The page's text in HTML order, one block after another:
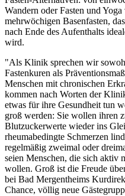
Wandern oder Fasten und
mehrwöchigen Basenfasten,
nach Ende des Aufenthalts
wird.
"Als Klinik sprechen wir
Fastenkuren als
Menschen mit chronischen
kommen nach Worten der
etwas für ihre Gesundheit tun
groß werden: Sie wollen ihren
Blutzuckerwerte wieder ins
rheumabedingte Schmerzen
regelmäßig zweimal oder
seien Menschen, die sich aktiv
wollen. Groß ist die Freude
bei Bad Mergentheims
Chance, völlig neue